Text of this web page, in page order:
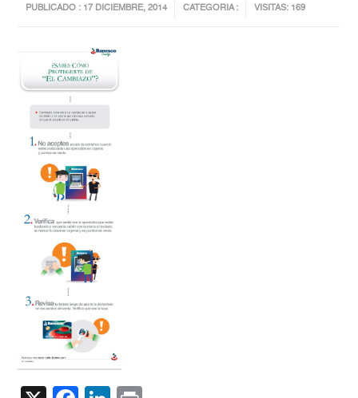
PUBLICADO : 17 DICIEMBRE, 2014 CATEGORIA : VISITAS: 169